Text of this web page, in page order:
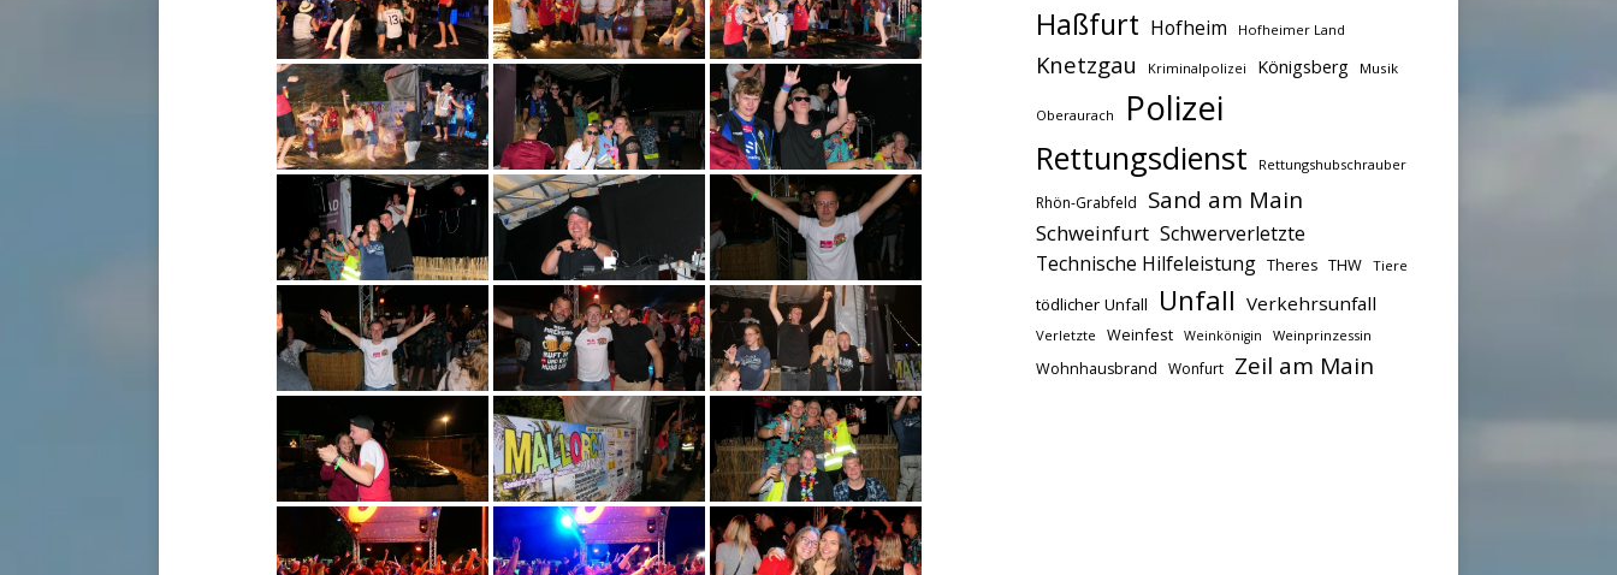
Haßfurt Hofheim Hofheimer Land
Knetzgau Kriminalpolizei Königsberg Musik
Oberaurach Polizei
Rettungsdienst Rettungshubschrauber
Rhön-Grabfeld Sand am Main
Schweinfurt Schwerverletzte
Technische Hilfeleistung Theres THW Tiere
tödlicher Unfall Unfall Verkehrsunfall
Verletzte Weinfest Weinkönigin Weinprinzessin
Wohnhausbrand Wonfurt Zeil am Main